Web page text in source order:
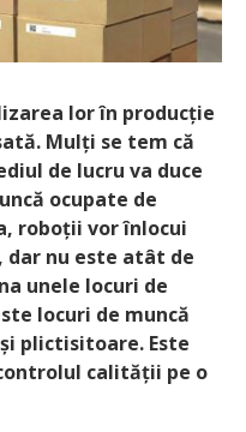
lor în producție
Mulți se tem că
de lucru va duce
ocupate de
roboții vor înlocui
nu este atât de
unele locuri de
locuri de muncă
plictisitoare. Este
calității pe o